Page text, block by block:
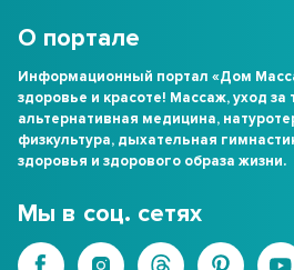
О портале
Информационный портал «Дом
здоровье и красоте! Массаж, уход за
альтернативная медицина,
физкультура, дыхательная
здоровья и здорового образа жизни.
Мы в соц. сетях